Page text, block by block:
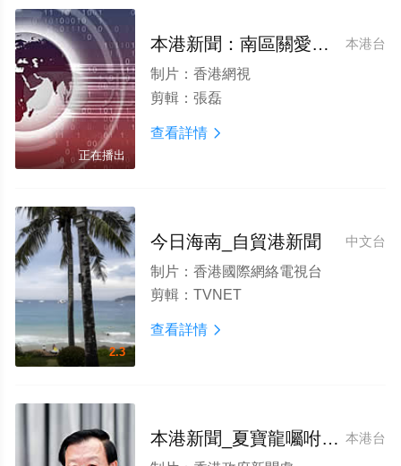
正在播出
本港台
本港新聞：南區關愛隊成立一周年
制片： 香港網視
剪輯： 張磊
查看詳情 
2.3
中文台
今日海南_自貿港新聞
制片： 香港國際網絡電視台
剪輯： TVNET
查看詳情 
本港台
本港新聞_夏寶龍囑咐各界大團結